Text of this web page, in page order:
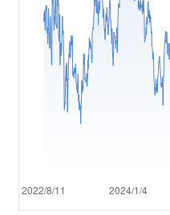
العربية
简体中文
Tiếng việt